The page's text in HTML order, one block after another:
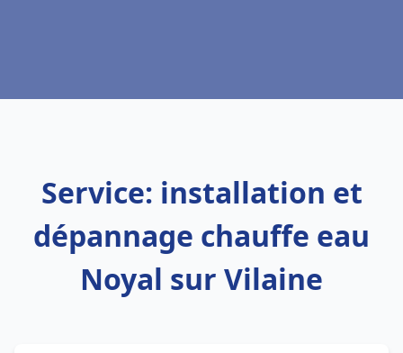
Service: installation et
dépannage chauffe eau
Noyal sur Vilaine